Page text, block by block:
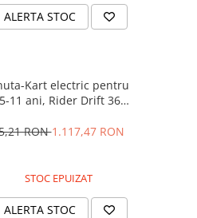
ALERTA STOC
Kart electric pentru
11 ani, Rider Drift 360,
RON1.117,47 RON
STOC EPUIZAT
ALERTA STOC